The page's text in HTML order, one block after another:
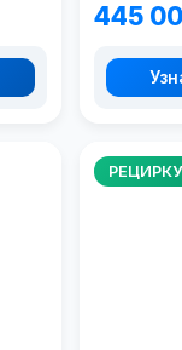
445